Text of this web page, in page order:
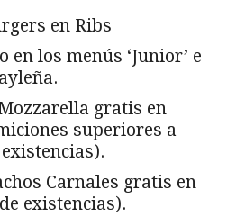
en Ribs
en los menús ‘Junior’ e
gratis en
superiores a
Carnales gratis en
existencias).